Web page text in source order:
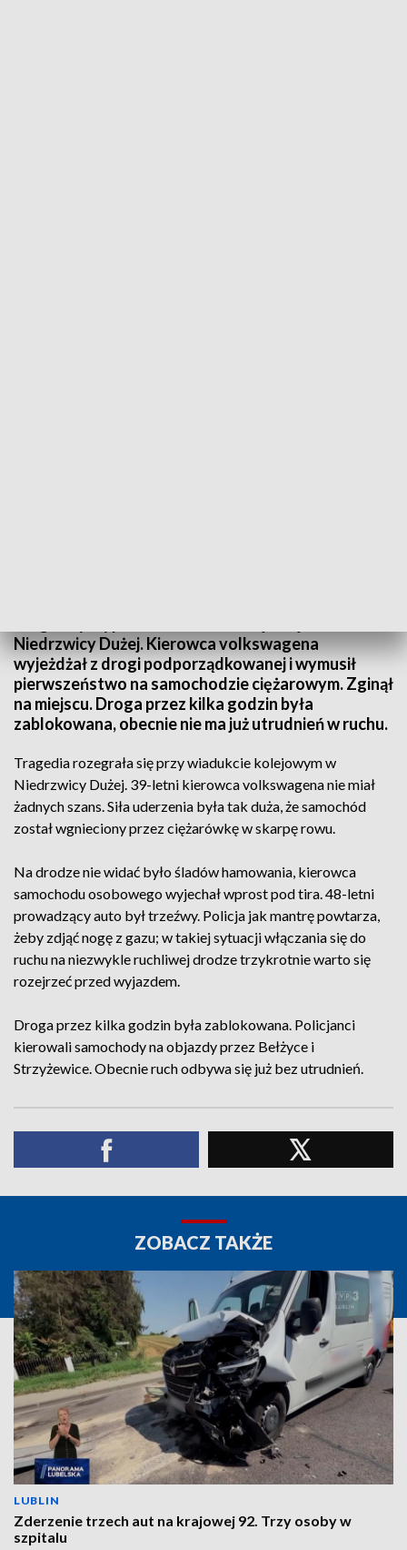
Niedrzwicy Dużej. Kierowca volkswagena
wyjeżdżał z drogi podporządkowanej i wymusił
pierwszeństwo na samochodzie ciężarowym. Zginął
na miejscu. Droga przez kilka godzin była
zablokowana, obecnie nie ma już utrudnień w ruchu.
Tragedia rozegrała się przy wiadukcie kolejowym w
Niedrzwicy Dużej. 39-letni kierowca volkswagena nie miał
żadnych szans. Siła uderzenia była tak duża, że samochód
został wgnieciony przez ciężarówkę w skarpę rowu.
Na drodze nie widać było śladów hamowania, kierowca
samochodu osobowego wyjechał wprost pod tira. 48-letni
prowadzący auto był trzeźwy. Policja jak mantrę powtarza,
żeby zdjąć nogę z gazu; w takiej sytuacji włączania się do
ruchu na niezwykle ruchliwej drodze trzykrotnie warto się
rozejrzeć przed wyjazdem.
Droga przez kilka godzin była zablokowana. Policjanci
kierowali samochody na objazdy przez Bełżyce i
Strzyżewice. Obecnie ruch odbywa się już bez utrudnień.
ZOBACZ TAKŻE
LUBLIN
Zderzenie trzech aut na krajowej 92. Trzy osoby w
szpitalu